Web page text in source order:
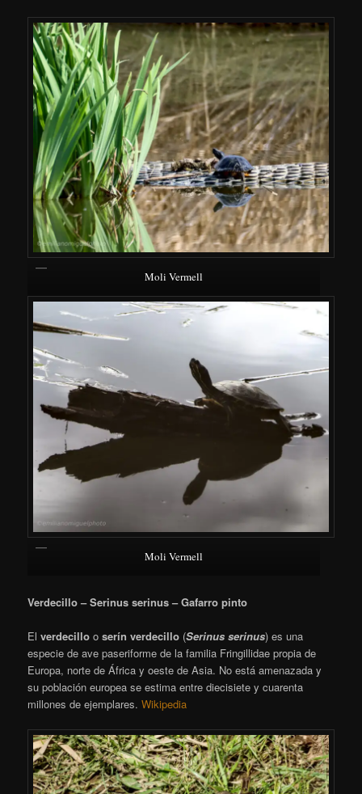
Moli Vermell
Moli Vermell
Verdecillo – Serinus serinus – Gafarro pinto
Elverdecillo oserín verdecillo (Serinus serinus) ​ es una
especie de ave paseriforme de la familia Fringillidae propia de
Europa, norte de África y oeste de Asia. No está amenazada y
su población europea se estima entre diecisiete y cuarenta
millones de ejemplares.Wikipedia